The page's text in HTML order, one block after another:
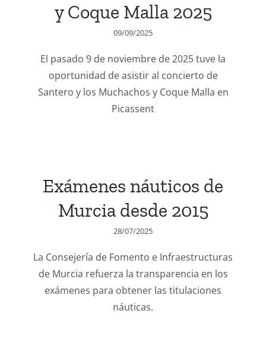
y Coque Malla 2025
09/09/2025
El pasado 9 de noviembre de 2025 tuve la
oportunidad de asistir al concierto de
Santero y los Muchachos y Coque Malla en
Picassent
Exámenes náuticos de
Murcia desde 2015
28/07/2025
La Consejería de Fomento e Infraestructuras
de Murcia refuerza la transparencia en los
exámenes para obtener las titulaciones
náuticas.